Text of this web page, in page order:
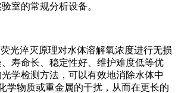
室的常规分析设备。
光淬灭原理对水体溶解氧浓度进行无损
寿命长、稳定性好、维护难度低等优
学检测方法，可以有效地消除水体中
学物质或重金属的干扰，从而在更长的